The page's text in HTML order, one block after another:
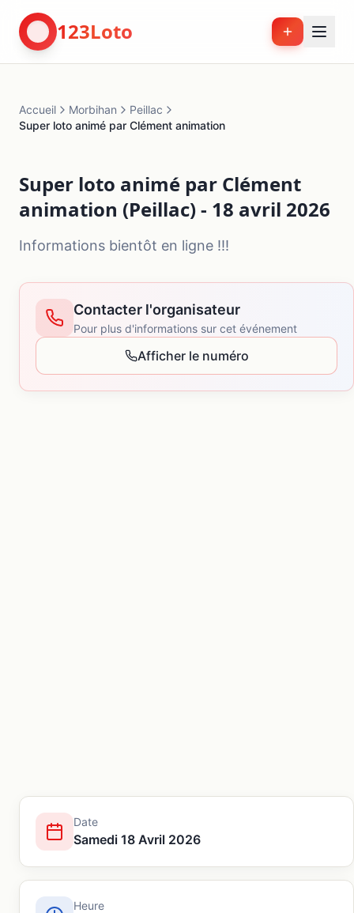
123Loto
Accueil Morbihan
Peillac
Super loto animé par Clément animation
Super loto animé par Clément
animation (Peillac) - 18 avril 2026
Informations bientôt en ligne !!!
Contacter l'organisateur
Pour plus d'informations sur cet événement
Afficher le numéro
Date
Samedi 18 Avril 2026
Heure